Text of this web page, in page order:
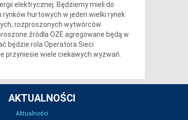
elektrycznej. Będziemy mieli do
hurtowych w jeden wielki rynek
rozproszonych wytwórców
źródła OZE agregowane będą w
będzie rola Operatora Sieci
przyniesie wiele ciekawych wyzwań.
AKTUALNOŚCI
Aktualności